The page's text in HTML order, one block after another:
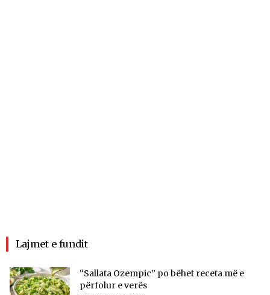
Lajmet e fundit
“Sallata Ozempic” po bëhet receta më e
përfolur e verës